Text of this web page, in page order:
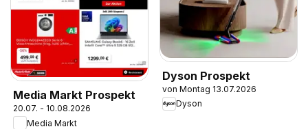
Media Markt Prospekt
20.07. - 10.08.2026
Media Markt
Dyson Prospekt
von Montag 13.07.2026
Dyson